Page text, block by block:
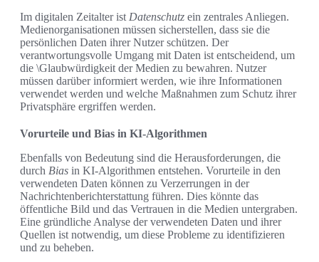
Im digitalen Zeitalter ist Datenschutz ein zentrales Anliegen.
Medienorganisationen müssen sicherstellen, dass sie die
persönlichen Daten ihrer Nutzer schützen. Der
verantwortungsvolle Umgang mit Daten ist entscheidend, um
die \Glaubwürdigkeit der Medien zu bewahren. Nutzer
müssen darüber informiert werden, wie ihre Informationen
verwendet werden und welche Maßnahmen zum Schutz ihrer
Privatsphäre ergriffen werden.
Vorurteile und Bias in KI-Algorithmen
Ebenfalls von Bedeutung sind die Herausforderungen, die
durch Bias in KI-Algorithmen entstehen. Vorurteile in den
verwendeten Daten können zu Verzerrungen in der
Nachrichtenberichterstattung führen. Dies könnte das
öffentliche Bild und das Vertrauen in die Medien untergraben.
Eine gründliche Analyse der verwendeten Daten und ihrer
Quellen ist notwendig, um diese Probleme zu identifizieren
und zu beheben.